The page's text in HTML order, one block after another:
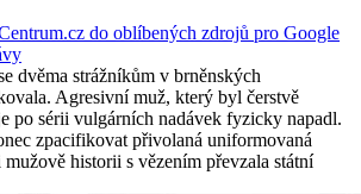
do oblíbených zdrojů pro Google
dvěma strážníkům v brněnských
Agresivní muž, který byl čerstvě
po sérii vulgárních nadávek fyzicky napadl.
zpacifikovat přivolaná uniformovaná
historii s vězením převzala státní